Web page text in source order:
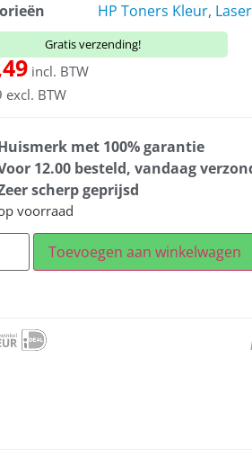
HP Toners Kleur,
Gratis verzending!
incl. BTW
excl. BTW
met 100% garantie
12.00 besteld, vandaag
scherp geprijsd
voorraad
Toevoegen aan winkelwagen